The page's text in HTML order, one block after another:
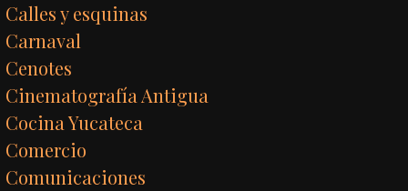
Calles y esquinas
Carnaval
Cenotes
Cinematografía Antigua
Cocina Yucateca
Comercio
Comunicaciones